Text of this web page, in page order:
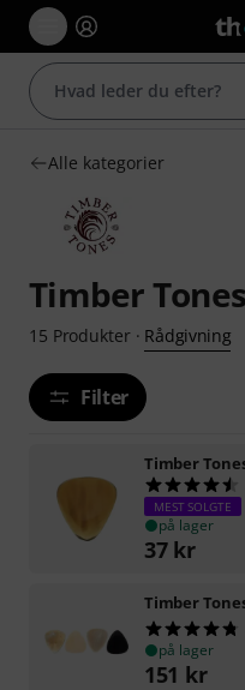
Alle kategorier
Timber Tones
15 Produkter· Rådgivning
Filter
Timber
MEST SOLGTE
på lager
37 kr
Timber
på lager
151 kr